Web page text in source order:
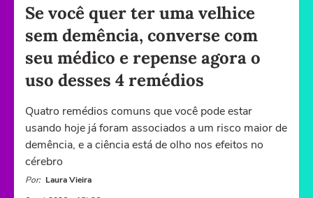
Se você quer ter uma velhice
sem demência, converse com
seu médico e repense agora o
uso desses 4 remédios
Quatro remédios comuns que você pode estar
usando hoje já foram associados a um risco maior de
demência, e a ciência está de olho nos efeitos no
cérebro
Por: Laura Vieira